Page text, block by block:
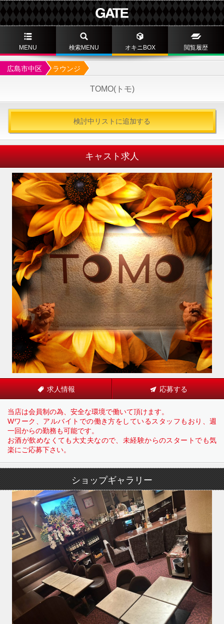
MENU 検索MENU オキニBOX 閲覧履歴
広島市中区 ラウンジ
TOMO(トモ)
検討中リストに追加する
キャスト求人
求人情報 応募する
当店は会員制の為、安全な環境で働いて頂けます。
Wワーク、アルバイトでの働き方をしているスタッフもおり、週
一回からの勤務も可能です。
お酒が飲めなくても大丈夫なので、未経験からのスタートでも気
楽にご応募下さい。
ショップギャラリー